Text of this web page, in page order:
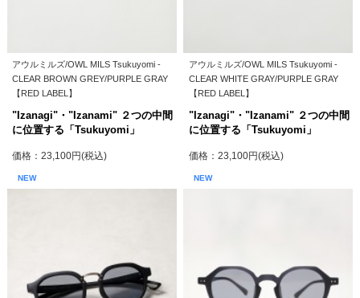
アウルミルズ/OWL MILS Tsukuyomi -
CLEAR BROWN GREY/PURPLE GRAY
【RED LABEL】
"Izanagi"・"Izanami" ２つの中間
に位置する「Tsukuyomi」
価格：23,100円(税込)
アウルミルズ/OWL MILS Tsukuyomi -
CLEAR WHITE GRAY/PURPLE GRAY
【RED LABEL】
"Izanagi"・"Izanami" ２つの中間
に位置する「Tsukuyomi」
価格：23,100円(税込)
NEW NEW